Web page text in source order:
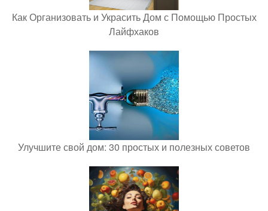
Как Организовать и Украсить Дом с Помощью Простых
Лайфхаков
Улучшите свой дом: 30 простых и полезных советов